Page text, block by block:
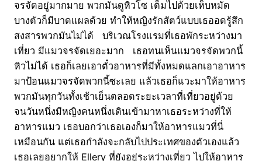
จรจัดอยู่มากมาย พวกมันดูหิวโซ เต็มไปด้วยเห็บหมัด
บางตัวก็มีบาดแผลด้วย ทำให้หญิงรักสัตว์แบบเธออดรู้สึก
สงสารพวกมันไม่ได้ บริเวณโรงแรมที่เธอพักระหว่างมา
เที่ยว มีแมวจรจัดเยอะมาก เธอทนเห็นแมวจรจัดพวกนี้
หิวไม่ได้ เธอก็เลยเอาตั๋วอาหารที่มีทั้งหมดแลกเอาอาหาร
มาป้อนแมวจรจัดพวกนี้ซะเลย แล้วเธอก็แวะมาให้อาหาร
พวกมันทุกวันทั้งเช้าเย็นตลอดระยะเวลาที่เที่ยวอยู่ด้วย
จนวันหนึ่งมีหญิงคนหนึ่งเดินเข้ามาหาเธอระหว่างที่ให้
อาหารแมว เธอบอกว่าเธอเองก็มาให้อาหารแมวที่นี่
เหมือนกัน แต่เธอกำลังจะกลับไปประเทศของตัวเองแล้ว
เธอเลยอยากให้ Ellery ที่ยังอยู่ระหว่างเที่ยว ไปให้อาหาร